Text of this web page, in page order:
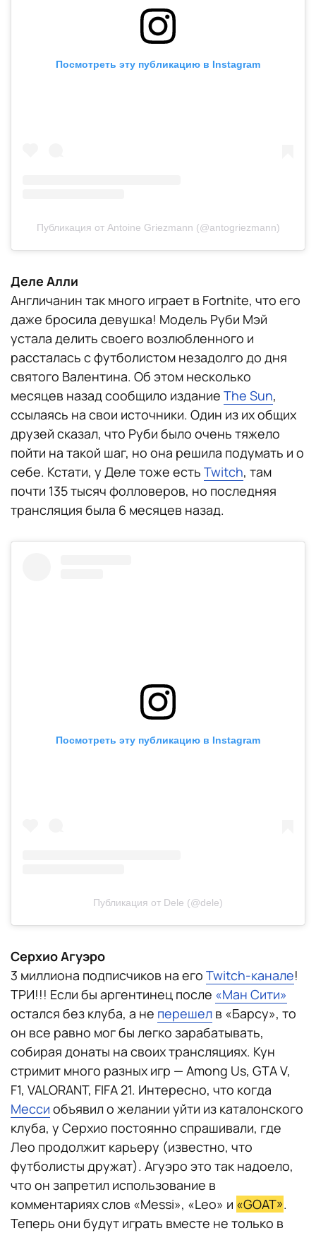
Посмотреть эту публикацию в Instagram
Публикация от Antoine Griezmann (@antogriezmann)
Деле Алли
Англичанин так много играет в Fortnite, что его
даже бросила девушка! Модель Руби Мэй
устала делить своего возлюбленного и
рассталась с футболистом незадолго до дня
святого Валентина. Об этом несколько
месяцев назад сообщило издание The Sun,
ссылаясь на свои источники. Один из их общих
друзей сказал, что Руби было очень тяжело
пойти на такой шаг, но она решила подумать и о
себе. Кстати, у Деле тоже есть Twitch, там
почти 135 тысяч фолловеров, но последняя
трансляция была 6 месяцев назад.
Посмотреть эту публикацию в Instagram
Публикация от Dele (@dele)
Серхио Агуэро
3 миллиона подписчиков на его Twitch-канале!
ТРИ!!! Если бы аргентинец после «Ман Сити»
остался без клуба, а не перешел в «Барсу», то
он все равно мог бы легко зарабатывать,
собирая донаты на своих трансляциях. Кун
стримит много разных игр — Among Us, GTA V,
F1, VALORANT, FIFA 21. Интересно, что когда
Месси объявил о желании уйти из каталонского
клуба, у Серхио постоянно спрашивали, где
Лео продолжит карьеру (известно, что
футболисты дружат). Агуэро это так надоело,
что он запретил использование в
комментариях слов «Messi», «Leo» и «GOAT».
Теперь они будут играть вместе не только в